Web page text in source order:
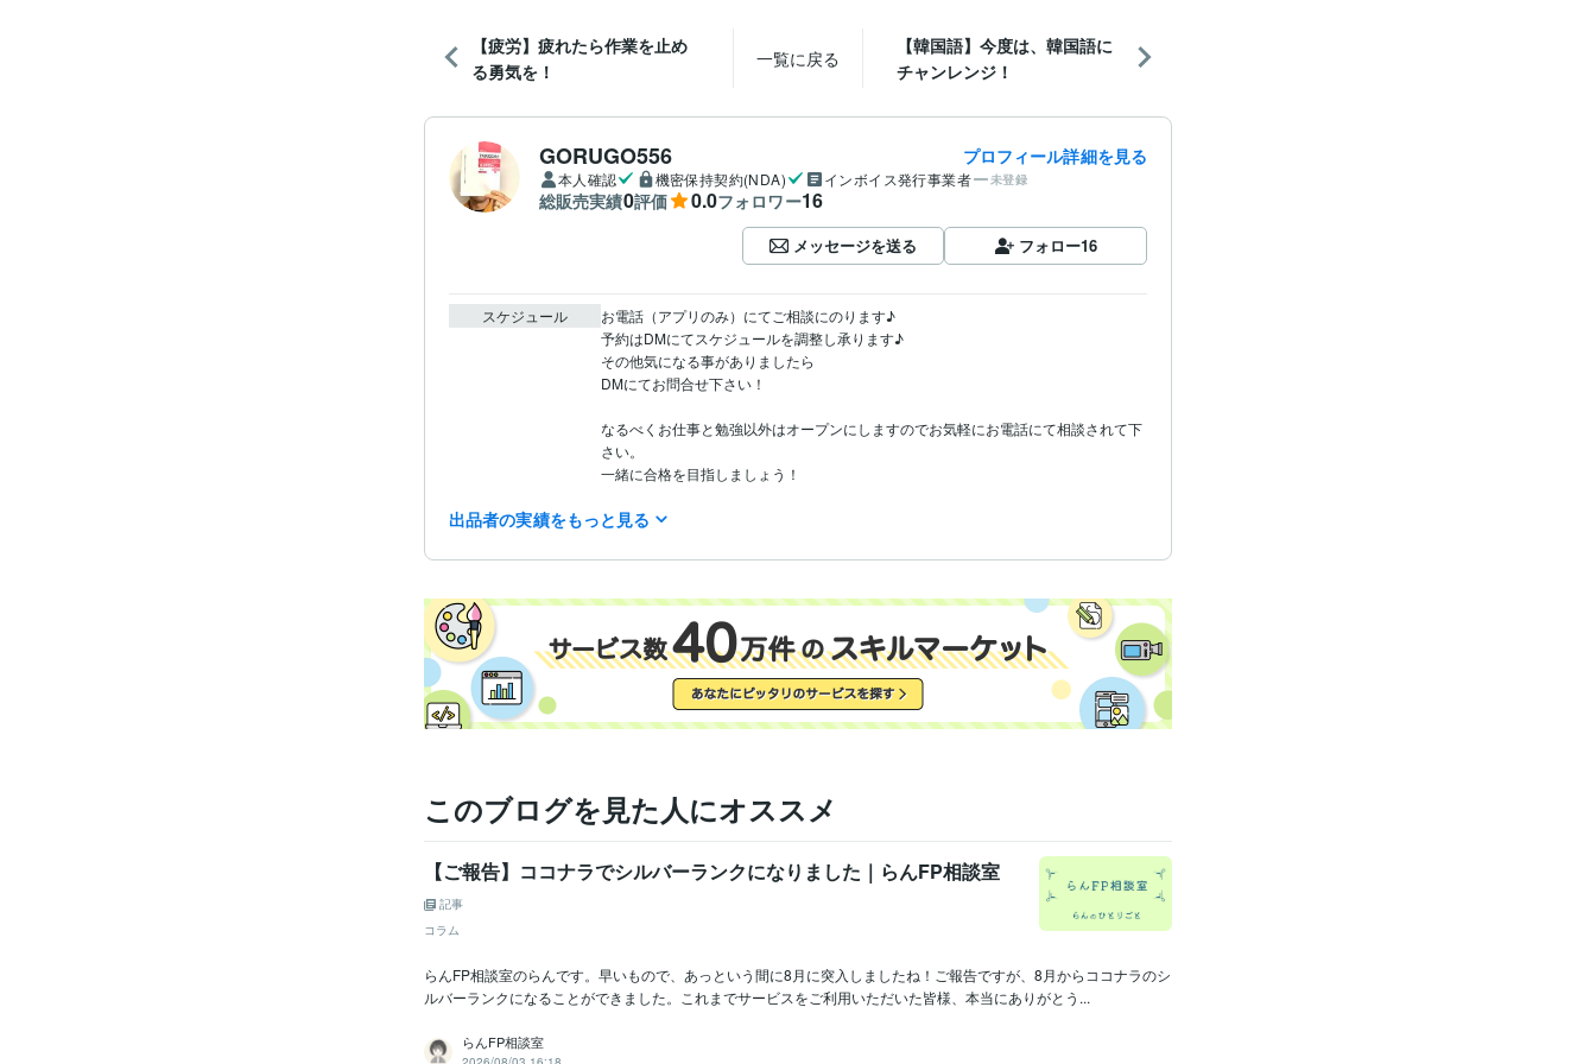
【疲労】疲れたら作業を止め
る勇気を！
一覧に戻る
【韓国語】今度は、韓国語に
チャンレンジ！
GORUGO556 プロフィール詳細を見る
本人確認 機密保持契約(NDA) インボイス発行事業者 未登録
総販売実績0評価 0.0フォロワー16
メッセージを送る フォロー16
スケジュール
お電話（アプリのみ）にてご相談にのります♪
予約はDMにてスケジュールを調整し承ります♪
その他気になる事がありましたら
DMにてお問合せ下さい！
なるべくお仕事と勉強以外はオープンにしますのでお気軽にお電話にて相談されて下
さい。
一緒に合格を目指しましょう！
受験生の気持ちはリベンジした者が1番分かる！
FP2級 取得年 : 2023年
得意分野 悩み相談・カウンセリング 宅建受験生との相談
宅建 独学 寂しい 相談 勉強
出品者の実績をもっと見る
このブログを見た人にオススメ
【ご報告】ココナラでシルバーランクになりました｜らんFP相談室
記事
コラム
らんFP相談室のらんです。早いもので、あっという間に8月に突入しましたね！ご報告ですが、8月からココナラのシ
ルバーランクになることができました。これまでサービスをご利用いただいた皆様、本当にありがとう...
らんFP相談室